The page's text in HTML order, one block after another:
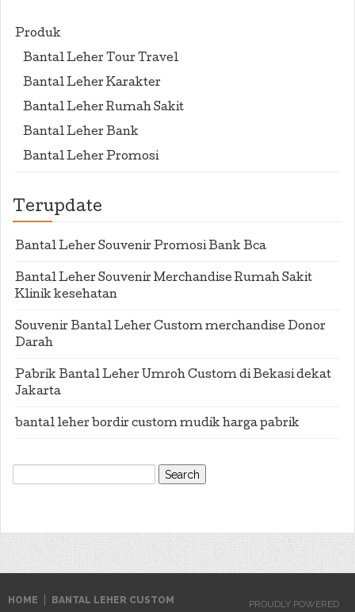
Produk
Bantal Leher Tour Travel
Bantal Leher Karakter
Bantal Leher Rumah Sakit
Bantal Leher Bank
Bantal Leher Promosi
Terupdate
Bantal Leher Souvenir Promosi Bank Bca
Bantal Leher Souvenir Merchandise Rumah Sakit
Klinik kesehatan
Souvenir Bantal Leher Custom merchandise Donor
Darah
Pabrik Bantal Leher Umroh Custom di Bekasi dekat
Jakarta
bantal leher bordir custom mudik harga pabrik
Search
for:
HOME BANTAL LEHER CUSTOM PROUDLY POWERED